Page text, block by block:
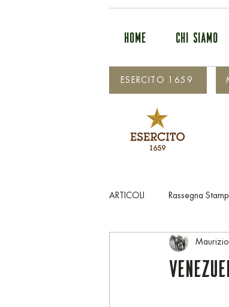
HOME CHI SIAMO
ESERCITO 1659
ARTICOLI Rassegna
Maurizio